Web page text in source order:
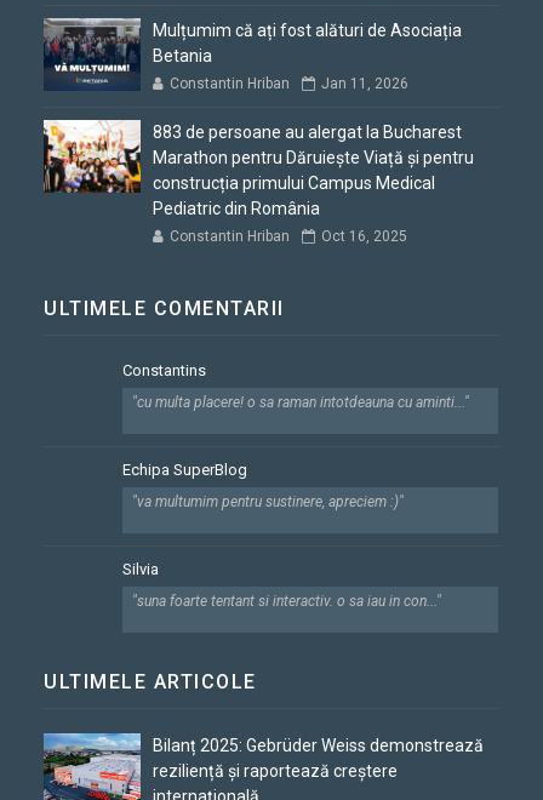
Mulțumim că ați fost alături de Asociația
Betania
Constantin Hriban Jan 11, 2026
883 de persoane au alergat la Bucharest
Marathon pentru Dăruiește Viață și pentru
construcția primului Campus Medical
Pediatric din România
Constantin Hriban Oct 16, 2025
ULTIMELE COMENTARII
Constantins
"cu multa placere! o sa raman intotdeauna cu aminti..."
Echipa SuperBlog
"va multumim pentru sustinere, apreciem :)"
Silvia
"suna foarte tentant si interactiv. o sa iau in con..."
ULTIMELE ARTICOLE
Bilanț 2025: Gebrüder Weiss demonstrează
reziliență și raportează creștere